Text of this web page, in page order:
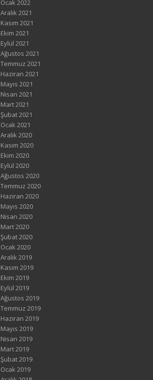
Ocak 2022
Aralık 2021
Kasım 2021
Ekim 2021
Eylül 2021
Ağustos 2021
Temmuz 2021
Haziran 2021
Mayıs 2021
Nisan 2021
Mart 2021
Şubat 2021
Ocak 2021
Aralık 2020
Kasım 2020
Ekim 2020
Eylül 2020
Ağustos 2020
Temmuz 2020
Haziran 2020
Mayıs 2020
Nisan 2020
Mart 2020
Şubat 2020
Ocak 2020
Aralık 2019
Kasım 2019
Ekim 2019
Eylül 2019
Ağustos 2019
Temmuz 2019
Haziran 2019
Mayıs 2019
Nisan 2019
Mart 2019
Şubat 2019
Ocak 2019